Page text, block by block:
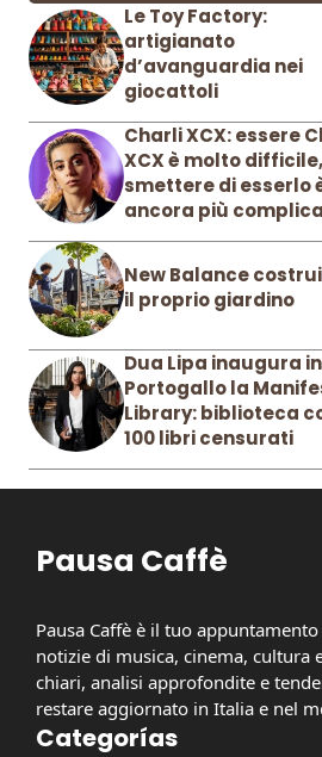
Le Toy Factory:
artigianato
d’avanguardia nei
giocattoli
Charli XCX: essere
XCX è molto difficile,
smettere di esserlo
ancora più
New Balance
il proprio giardino
Dua Lipa inaugura in
Portogallo la
Library: biblioteca
100 libri censurati
Pausa Caffè
Pausa Caffè è il tuo
notizie di musica, cinema, cultura
chiari, analisi approfondite e
restare aggiornato in Italia e nel
Categorías